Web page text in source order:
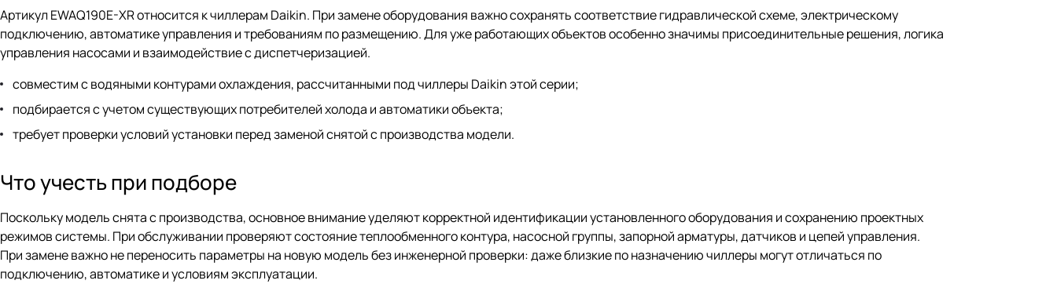
Артикул EWAQ190E-XR относится к чиллерам Daikin. При замене оборудования важно сохранять соответствие гидравлической схеме, электрическому
подключению, автоматике управления и требованиям по размещению. Для уже работающих объектов особенно значимы присоединительные решения, логика
управления насосами и взаимодействие с диспетчеризацией.
совместим с водяными контурами охлаждения, рассчитанными под чиллеры Daikin этой серии;
подбирается с учетом существующих потребителей холода и автоматики объекта;
требует проверки условий установки перед заменой снятой с производства модели.
Что учесть при подборе
Поскольку модель снята с производства, основное внимание уделяют корректной идентификации установленного оборудования и сохранению проектных
режимов системы. При обслуживании проверяют состояние теплообменного контура, насосной группы, запорной арматуры, датчиков и цепей управления.
При замене важно не переносить параметры на новую модель без инженерной проверки: даже близкие по назначению чиллеры могут отличаться по
подключению, автоматике и условиям эксплуатации.